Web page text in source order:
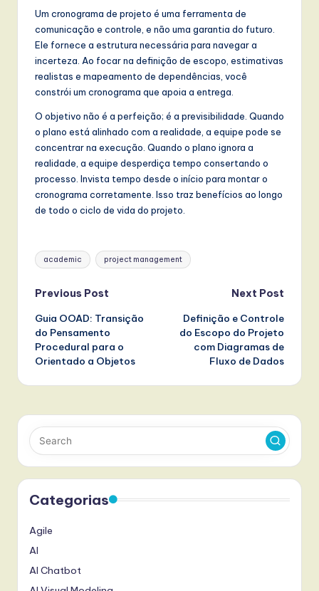
Um cronograma de projeto é uma ferramenta de
comunicação e controle, e não uma garantia do futuro.
Ele fornece a estrutura necessária para navegar a
incerteza. Ao focar na definição de escopo, estimativas
realistas e mapeamento de dependências, você
constrói um cronograma que apoia a entrega.
O objetivo não é a perfeição; é a previsibilidade. Quando
o plano está alinhado com a realidade, a equipe pode se
concentrar na execução. Quando o plano ignora a
realidade, a equipe desperdiça tempo consertando o
processo. Invista tempo desde o início para montar o
cronograma corretamente. Isso traz benefícios ao longo
de todo o ciclo de vida do projeto.
Tags:
academic project management
Post
navigation
Previous Post
Guia OOAD: Transição
do Pensamento
Procedural para o
Orientado a Objetos
Next Post
Definição e Controle
do Escopo do Projeto
com Diagramas de
Fluxo de Dados
Categorias
Agile
AI
AI Chatbot